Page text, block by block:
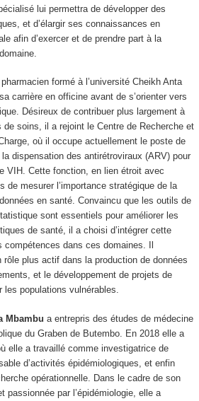
lui permettra de développer des
et d’élargir ses connaissances en
afin d’exercer et de prendre part à la
formé à l’université Cheikh Anta
carrière en officine avant de s’orienter vers
Désireux de contribuer plus largement à
de soins, il a rejoint le Centre de Recherche et
où il occupe actuellement le poste de
dispensation des antirétroviraux (ARV) pour
VIH. Cette fonction, en lien étroit avec
de mesurer l’importance stratégique de la
en santé. Convaincu que les outils de
sont essentiels pour améliorer les
de santé, il a choisi d’intégrer cette
dans ces domaines. Il
plus actif dans la production de données
et le développement de projets de
les populations vulnérables.
Mbambu a entrepris des études de médecine
du Graben de Butembo. En 2018 elle a
elle a travaillé comme investigatrice de
d’activités épidémiologiques, et enfin
opérationnelle. Dans le cadre de son
passionnée par l’épidémiologie, elle a